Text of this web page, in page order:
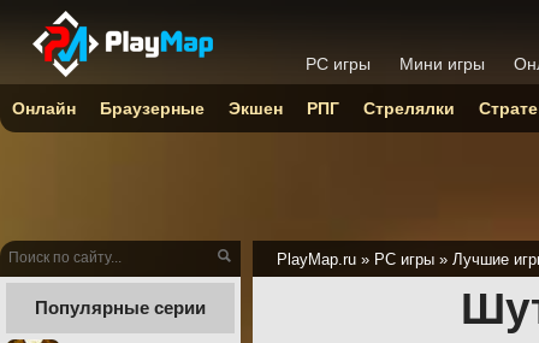
PlayMap.ru » PC игры » Лучшие
Популярные серии
PC игры Мини игры
Онлайн Браузерные Экшен РПГ Стрелялки